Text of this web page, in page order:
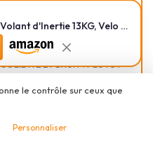
★★★★★
★★★★★
SOLIDITÉ ET BRUIT : PLUTÔT
SILENCIEUX, MAIS CE N’EST
★★★★★
★★★★★
Velo Appartement avec Volant d'Inertie 13KG, Velo d Appartement Ergonomie Cardio, Vélos d'Appartement Maison/Bureau, Velo Cardio Training Silencieux, Vélos d'Appartement Réglable en Hauteur
le contrôle sur ceux que
Personnaliser